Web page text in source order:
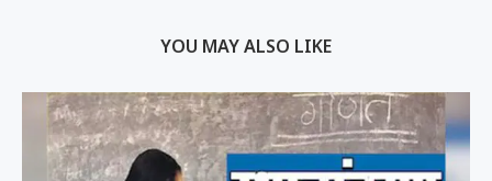
YOU MAY ALSO LIKE